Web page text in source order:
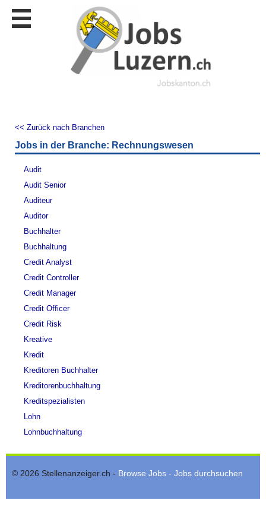
Stellen
WERBUNG
publizieren
JOB-
Lehrstellen
Lehrstellen
inserieren
<< Zurück nach Branchen
Jobs in der Branche: Rechnungswesen
Audit
Audit Senior
Auditeur
Auditor
Buchhalter
Buchhaltung
Credit Analyst
Credit Controller
Credit Manager
Credit Officer
Credit Risk
Kreative
Kredit
Kreditoren Buchhalter
Kreditorenbuchhaltung
Kreditspezialisten
Lohn
Lohnbuchhaltung
© 2026 Stellenanzeiger.ch - Browse Jobs - Jobs durchsuchen